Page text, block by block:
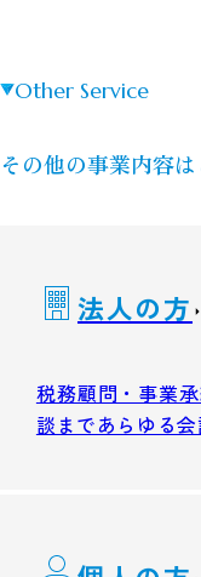
その他の事業内容
Other Service
法人の方
税務顧問・事業
談まであらゆる